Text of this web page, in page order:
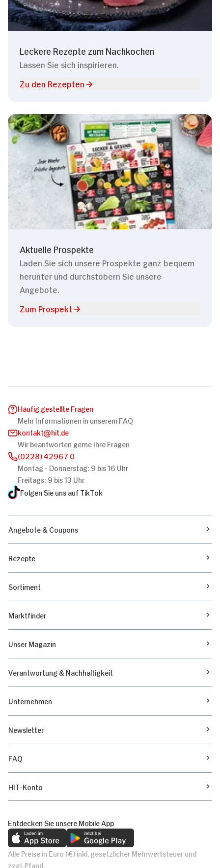
Leckere Rezepte zum Nachkochen
Lassen Sie sich inspirieren.
Zu den Rezepten
Aktuelle Prospekte
Laden Sie sich unsere Prospekte ganz bequem
herunter und durchstöbern Sie unsere
Angebote.
Zum Prospekt
Häufig gestellte Fragen
Mehr Informationen in unserem FAQ
kontakt
hit.de
Wir beantworten gerne Ihre Fragen
(0228) 42967 0
Montag - Donnerstag: 9 bis 16 Uhr
Freitags: 9 bis 13 Uhr
Folgen Sie uns auf TikTok
Angebote & Coupons
Rezepte
Sortiment
Marktfinder
Unser Magazin
Verantwortung & Nachhaltigkeit
Unternehmen
Newsletter
FAQ
HIT-Konto
Entdecken Sie unsere Mobile App
Alle Preise in Euro (€) inkl. gesetzlicher Mehrwertsteuer und
zzgl. Pfand.